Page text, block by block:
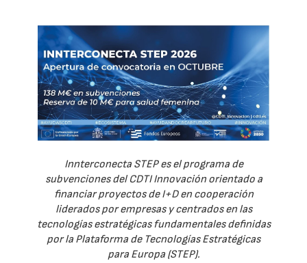
Innterconecta STEP es el programa de
subvenciones del CDTI Innovación orientado a
financiar proyectos de I+D en cooperación
liderados por empresas y centrados en las
tecnologías estratégicas fundamentales definidas
por la Plataforma de Tecnologías Estratégicas
para Europa (STEP).